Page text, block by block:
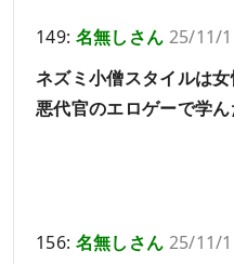
149: 名無しさん 25/11/
ネズミ小僧スタイルは
悪代官のエロゲーで学
156: 名無しさん 25/11/